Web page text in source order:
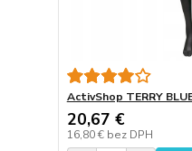
ActivShop TERRY
20,67 €
16,80 € bez DPH